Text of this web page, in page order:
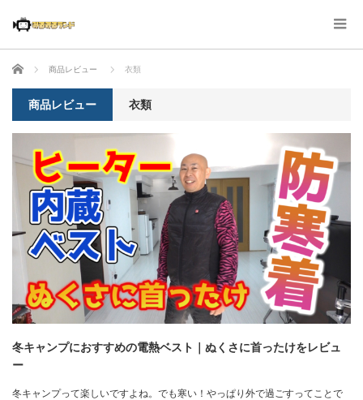
ホーム 商品レビュー 衣類
商品レビュー 衣類
冬キャンプにおすすめの電熱ベスト｜ぬくさに首ったけをレビュ
ー
冬キャンプって楽しいですよね。でも寒い！やっぱり外で過ごすってことで